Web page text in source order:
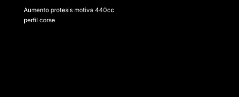
Aumento protesis motiva 440cc
perfil corse